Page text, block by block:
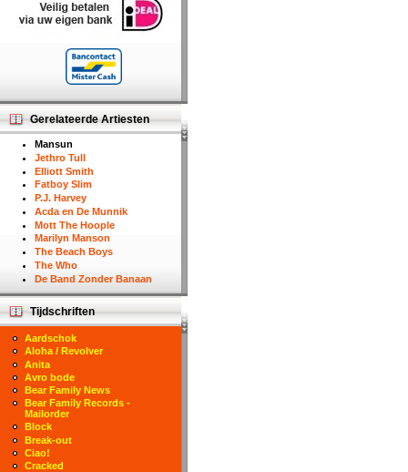
Gerelateerde Artiesten
Mansun
Jethro Tull
Elliott Smith
Fatboy Slim
P.J. Harvey
Acda en De Munnik
Mott The Hoople
Marilyn Manson
The Beach Boys
The Who
De Band Zonder Banaan
Tijdschriften
Aardschok
Aloha / Revolver
Anita
Avro bode
Bear Family News
Bear Family Records -
Mailorder
Block
Break-out
Ciao!
Cracked